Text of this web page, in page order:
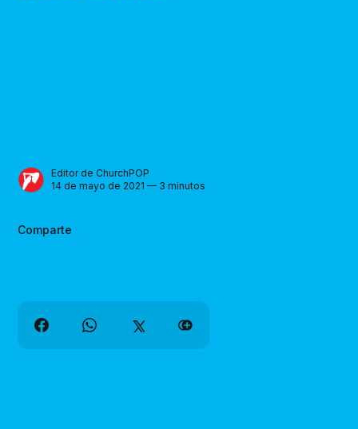
Editor de ChurchPOP
14 de mayo de 2021 — 3 minutos
Comparte